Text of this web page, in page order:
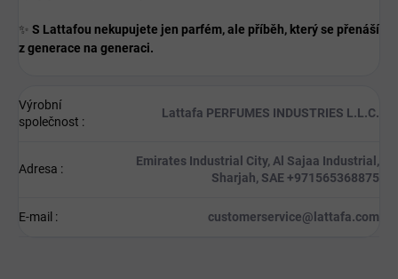
✨ S Lattafou nekupujete jen parfém, ale příběh, který se přenáší
z generace na generaci.
Výrobní
společnost :
Lattafa PERFUMES INDUSTRIES L.L.C.
Adresa :
Emirates Industrial City, Al Sajaa Industrial,
Sharjah, SAE +971565368875
E-mail : customerservice@lattafa.com